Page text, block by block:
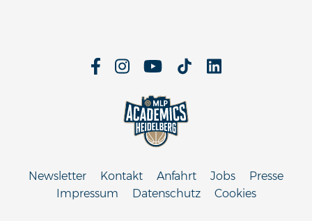
Newsletter Kontakt Anfahrt Jobs
Presse
Impressum
Datenschutz Cookies